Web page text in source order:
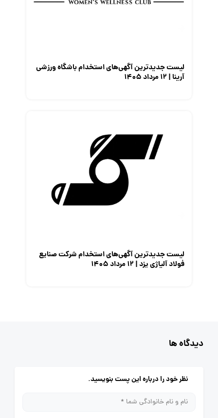
لیست جدیدترین آگهی‌های استخدام باشگاه ورزشی
آرینا | ۱۲ مرداد ۱۴۰۵
لیست جدیدترین آگهی‌های استخدام شرکت صنایع
فولاد آلیاژی یزد | ۱۲ مرداد ۱۴۰۵
دیدگاه ها
نظر خود را درباره این پست بنویسید.